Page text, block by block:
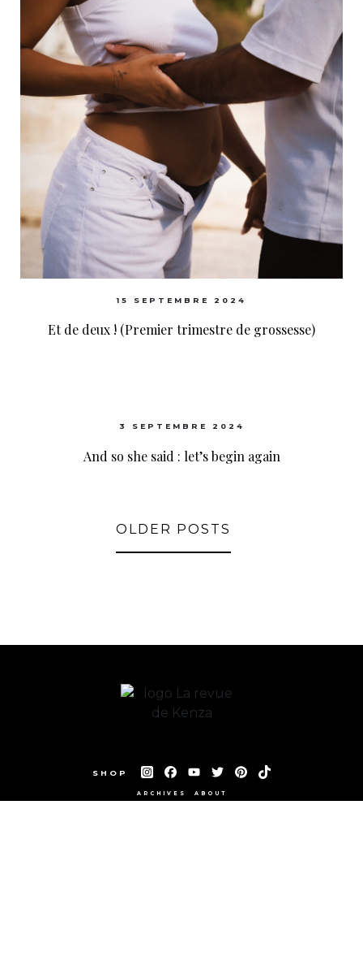
15 SEPTEMBRE 2024
Et de deux ! (Premier trimestre de grossesse)
3 SEPTEMBRE 2024
And so she said : let’s begin again
OLDER POSTS
SHOP
ARCHIVES ABOUT